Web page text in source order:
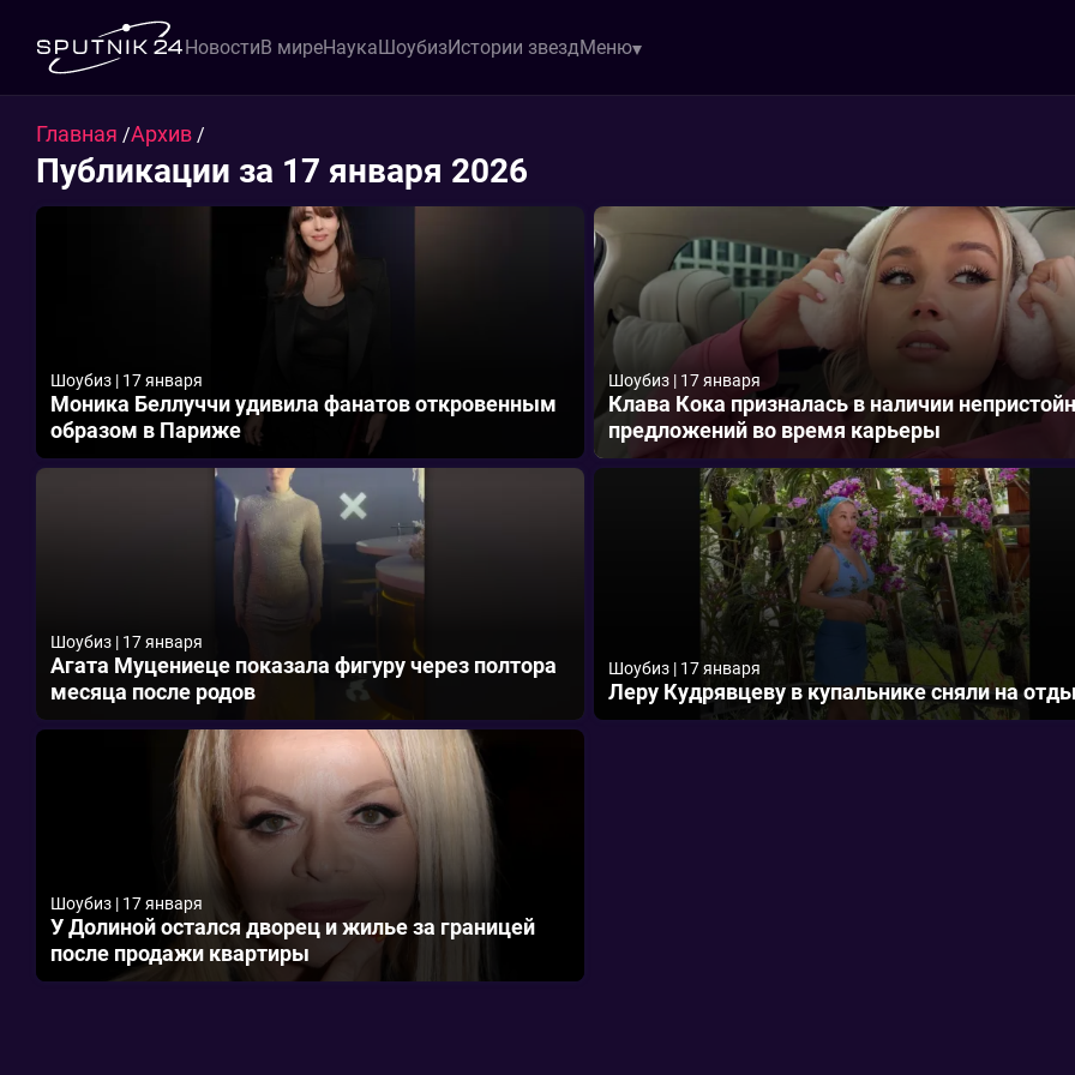
НовостиВ миреНаукаШоубизИстории звездМеню
Главная /Архив /
Публикации за 17 января 2026
Шоубиз | 17 января
Моника Беллуччи удивила фанатов откровенным
образом в Париже
Шоубиз | 17 января
Клава Кока призналась в наличии
предложений во время карьеры
Шоубиз | 17 января
Агата Муцениеце показала фигуру через полтора
месяца после родов
Шоубиз | 17 января
Леру Кудрявцеву в купальнике сняли на
Шоубиз | 17 января
У Долиной остался дворец и жилье за границей
после продажи квартиры